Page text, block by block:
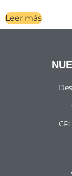
Leer más